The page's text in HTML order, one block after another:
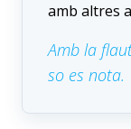
amb altres
Amb la
so es nota.